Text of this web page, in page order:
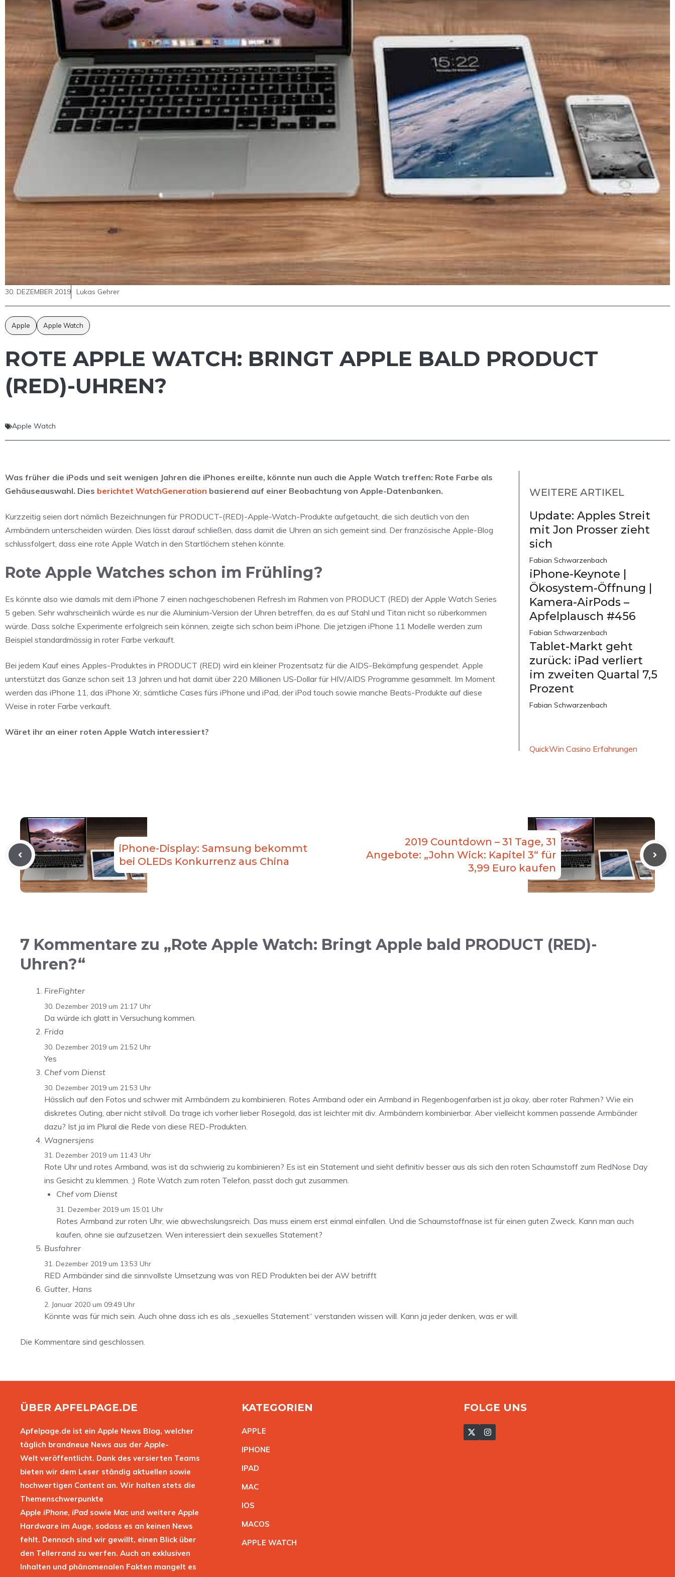
30. DEZEMBER 2019 Lukas Gehrer
Apple Apple Watch
ROTE APPLE WATCH: BRINGT APPLE BALD PRODUCT
(RED)-UHREN?
Apple Watch
Was früher die iPods und seit wenigen Jahren die iPhones ereilte, könnte nun auch die Apple Watch treffen: Rote Farbe als
Gehäuseauswahl. Dies berichtet WatchGeneration basierend auf einer Beobachtung von Apple-Datenbanken.
Kurzzeitig seien dort nämlich Bezeichnungen für PRODUCT-(RED)-Apple-Watch-Produkte aufgetaucht, die sich deutlich von den
Armbändern unterscheiden würden. Dies lässt darauf schließen, dass damit die Uhren an sich gemeint sind. Der französische Apple-Blog
schlussfolgert, dass eine rote Apple Watch in den Startlöchern stehen könnte.
Rote Apple Watches schon im Frühling?
Es könnte also wie damals mit dem iPhone 7 einen nachgeschobenen Refresh im Rahmen von PRODUCT (RED) der Apple Watch Series
5 geben. Sehr wahrscheinlich würde es nur die Aluminium-Version der Uhren betreffen, da es auf Stahl und Titan nicht so rüberkommen
würde. Dass solche Experimente erfolgreich sein können, zeigte sich schon beim iPhone. Die jetzigen iPhone 11 Modelle werden zum
Beispiel standardmässig in roter Farbe verkauft.
Bei jedem Kauf eines Apples-Produktes in PRODUCT (RED) wird ein kleiner Prozentsatz für die AIDS-Bekämpfung gespendet. Apple
unterstützt das Ganze schon seit 13 Jahren und hat damit über 220 Millionen US‑Dollar für HIV/AIDS Programme gesammelt. Im Moment
werden das iPhone 11, das iPhone Xr, sämtliche Cases fürs iPhone und iPad, der iPod touch sowie manche Beats-Produkte auf diese
Weise in roter Farbe verkauft.
Wäret ihr an einer roten Apple Watch interessiert?
WEITERE ARTIKEL
Update: Apples Streit
mit Jon Prosser zieht
sich
Fabian Schwarzenbach
iPhone-Keynote |
Ökosystem-Öffnung |
Kamera-AirPods –
Apfelplausch #456
Fabian Schwarzenbach
Tablet-Markt geht
zurück: iPad verliert
im zweiten Quartal 7,5
Prozent
Fabian Schwarzenbach
QuickWin Casino Erfahrungen
iPhone-Display: Samsung bekommt
bei OLEDs Konkurrenz aus China
2019 Countdown – 31 Tage, 31
Angebote: „John Wick: Kapitel 3“ für
3,99 Euro kaufen
7 Kommentare zu „Rote Apple Watch: Bringt Apple bald PRODUCT (RED)-
Uhren?“
FireFighter
30. Dezember 2019 um 21:17 Uhr
Da würde ich glatt in Versuchung kommen.
Frida
30. Dezember 2019 um 21:52 Uhr
Yes
Chef vom Dienst
30. Dezember 2019 um 21:53 Uhr
Hässlich auf den Fotos und schwer mit Armbändern zu kombinieren. Rotes Armband oder ein Armband in Regenbogenfarben ist ja okay, aber roter Rahmen? Wie ein
diskretes Outing, aber nicht stilvoll. Da trage ich vorher lieber Rosegold, das ist leichter mit div. Armbändern kombinierbar. Aber vielleicht kommen passende Armbänder
dazu? Ist ja im Plural die Rede von diese RED-Produkten.
Wagnersjens
31. Dezember 2019 um 11:43 Uhr
Rote Uhr und rotes Armband, was ist da schwierig zu kombinieren? Es ist ein Statement und sieht definitiv besser aus als sich den roten Schaumstoff zum RedNose Day
ins Gesicht zu klemmen. ;) Rote Watch zum roten Telefon, passt doch gut zusammen.
Chef vom Dienst
31. Dezember 2019 um 15:01 Uhr
Rotes Armband zur roten Uhr, wie abwechslungsreich. Das muss einem erst einmal einfallen. Und die Schaumstoffnase ist für einen guten Zweck. Kann man auch
kaufen, ohne sie aufzusetzen. Wen interessiert dein sexuelles Statement?
Busfahrer
31. Dezember 2019 um 13:53 Uhr
RED Armbänder sind die sinnvollste Umsetzung was von RED Produkten bei der AW betrifft
Gutter, Hans
2. Januar 2020 um 09:49 Uhr
Könnte was für mich sein. Auch ohne dass ich es als „sexuelles Statement“ verstanden wissen will. Kann ja jeder denken, was er will.
Die Kommentare sind geschlossen.
ÜBER APFELPAGE.DE
Apfelpage.de ist ein Apple News Blog, welcher
täglich brandneue News aus der Apple-
Welt veröffentlicht. Dank des versierten Teams
bieten wir dem Leser ständig aktuellen sowie
hochwertigen Content an. Wir halten stets die
Themenschwerpunkte
Apple iPhone, iPad sowie Mac und weitere Apple
Hardware im Auge, sodass es an keinen News
fehlt. Dennoch sind wir gewillt, einen Blick über
den Tellerrand zu werfen. Auch an exklusiven
Inhalten und phänomenalen Fakten mangelt es
KATEGORIEN
APPLE
IPHONE
IPAD
MAC
IOS
MACOS
APPLE WATCH
FOLGE UNS